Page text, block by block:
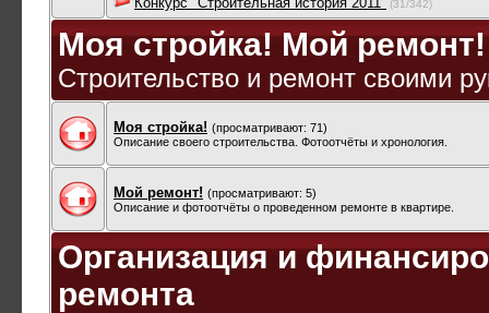
(31/342)
Моя стройка! Мой ремонт!
Строительство и ремонт своими
Моя стройка! (просматривают: 71)
Описание своего строительства. Фотоотчёты и хронология.
Мой ремонт! (просматривают: 5)
Описание и фотоотчёты о проведенном ремонте в квартире.
Организация и
ремонта